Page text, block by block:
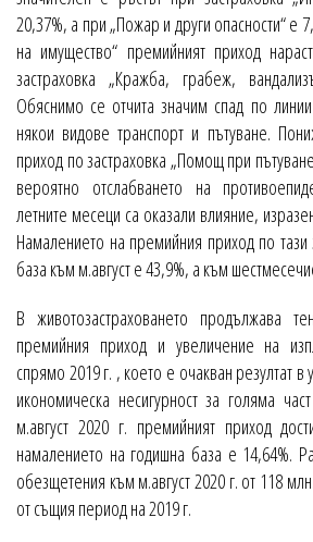
20,37%, а при „Пожар и други опасности“ е
на имущество“ премийният приход
застраховка „Кражба, грабеж,
Обяснимо се отчита значим спад по
някои видове транспорт и пътуване.
приход по застраховка „Помощ при
вероятно отслабването на
летните месеци са оказали влияние,
Намалението на премийния приход по тази
база към м.август е 43,9%, а към
В животозастраховането продължава
премийния приход и увеличение на
спрямо 2019 г. , което е очакван резултат в
икономическа несигурност за голяма
м.август 2020 г. премийният приход
намалението на годишна база е 14,64%.
обезщетения към м.август 2020 г. от 118
от същия период на 2019 г.